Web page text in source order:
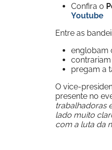
Confira o
Youtube
Entre as
englobam
pregam a
O vice-
presente no
trabalhadoras
lado muito
com a luta da